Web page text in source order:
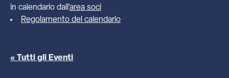
in calendario dall'area soci
Regolamento del calendario
« Tutti gli Eventi